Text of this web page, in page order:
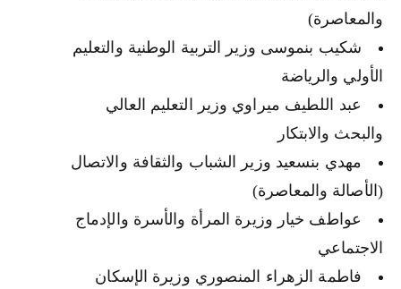
والمعاصرة)
شكيب بنموسى وزير التربية الوطنية والتعليم
الأولي والرياضة
عبد اللطيف ميراوي وزير التعليم العالي
والبحث والابتكار
مهدي بنسعيد وزير الشباب والثقافة والاتصال
(الأصالة والمعاصرة)
عواطف خيار وزيرة المرأة والأسرة والإدماج
الاجتماعي
فاطمة الزهراء المنصوري وزيرة الإسكان